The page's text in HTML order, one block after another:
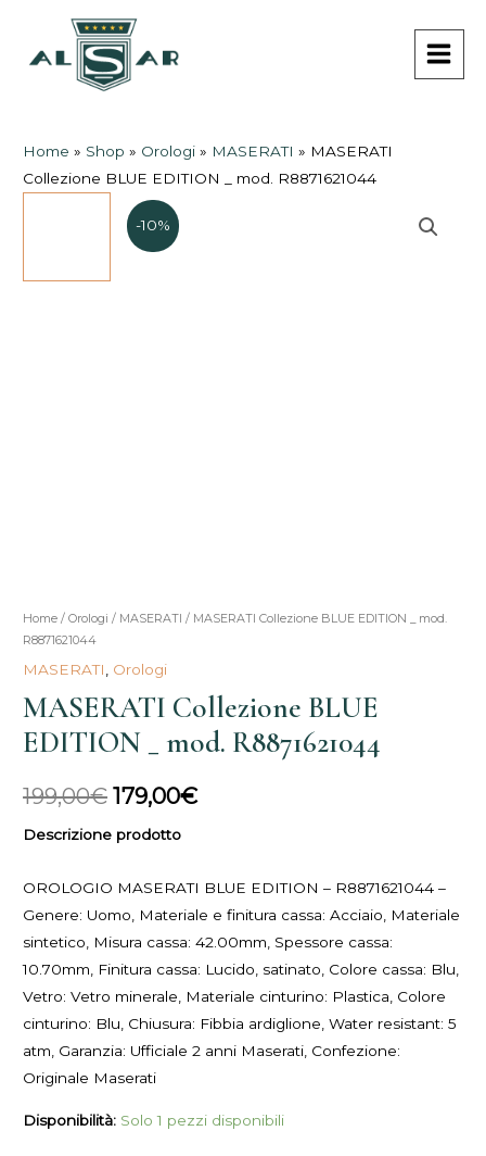
contenuto
Home » Shop » Orologi » MASERATI » MASERATI
Collezione BLUE EDITION _ mod. R8871621044
-10%
Home /Orologi / MASERATI / MASERATI Collezione BLUE EDITION _ mod.
R8871621044
MASERATI Orologi
MASERATI Collezione BLUE
EDITION _ mod. R8871621044
199,00€
Il
prezzo
originale
era:
199,00€.
179,00€
Il
attuale
è:
179,00€.
Descrizione prodotto
OROLOGIO MASERATI BLUE EDITION – R8871621044 –
Genere: Uomo, Materiale e finitura cassa: Acciaio, Materiale
sintetico, Misura cassa: 42.00mm, Spessore cassa:
10.70mm, Finitura cassa: Lucido, satinato, Colore cassa: Blu,
Vetro: Vetro minerale, Materiale cinturino: Plastica, Colore
cinturino: Blu, Chiusura: Fibbia ardiglione, Water resistant: 5
atm, Garanzia: Ufficiale 2 anni Maserati, Confezione:
Originale Maserati
Disponibilità: Solo 1 pezzi disponibili
MASERATI
Collezione
BLUE
EDITION
mod.
quantità